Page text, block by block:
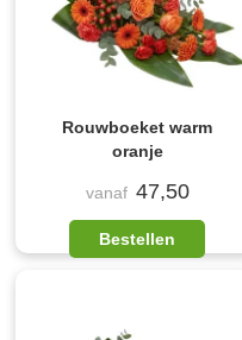
Rouwboeket warm
oranje
vanaf 47,50
Bestellen